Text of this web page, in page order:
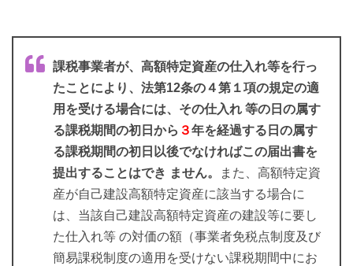
課税事業者が、高額特定資産の仕入れ等を行っ
たことにより、法第12条の４第１項の規定の適
用を受ける場合には、その仕入れ 等の日の属す
る課税期間の初日から ３年を経過する日の属す
る課税期間の初日以後でなければこの届出書を
提出することはでき ません。
また、高額特定資
産が自己建設高額特定資産に該当する場合に
は、当該自己建設高額特定資産の建設等に要し
た仕入れ等 の対価の額（事業者免税点制度及び
簡易課税制度の適用を受けない課税期間中にお